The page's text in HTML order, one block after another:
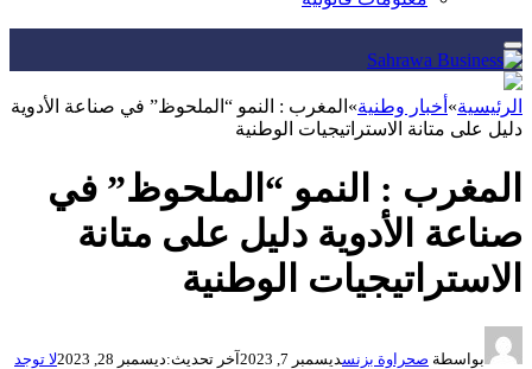
الرئيسية» أخبار وطنية» المغرب : النمو “الملحوظ” في صناعة الأدوية
دليل على متانة الاستراتيجيات الوطنية
المغرب : النمو “الملحوظ” في
صناعة الأدوية دليل على متانة
الاستراتيجيات الوطنية
بواسطة صحراوة بزنسديسمبر 7, 2023 آخر تحديث:ديسمبر 28, 2023
لا توجد